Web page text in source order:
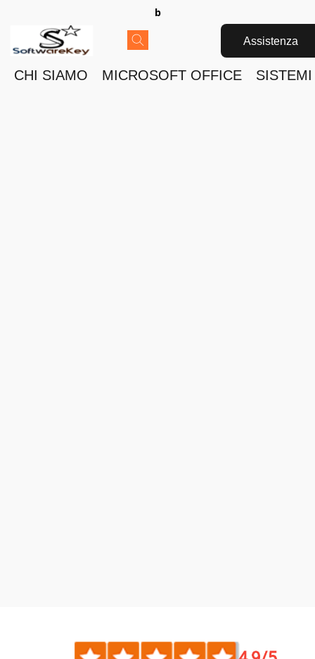
b
Assistenza
CHI SIAMO MICROSOFT OFFICE